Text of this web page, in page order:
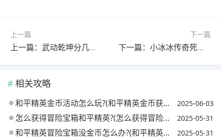
上一篇
上一篇：武动乾坤分几个境界?(武动乾坤分为几个境界)
下一篇
下一篇：小冰冰传奇死灵法师值得抽吗?(小冰冰传奇死灵法师值得抽吗贴吧)
相关攻略
和平精英金币活动怎么玩?(和平精英金币获得) 2025-06-03
怎么获得冒险宝箱和平精英?(怎么获得冒险宝箱和平精英碎片) 2025-05-31
和平精英冒险宝箱没金币怎么办?(和平精英宝箱bug) 2025-05-31